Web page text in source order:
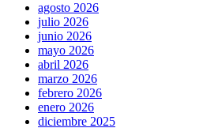
agosto 2026
julio 2026
junio 2026
mayo 2026
abril 2026
marzo 2026
febrero 2026
enero 2026
diciembre 2025